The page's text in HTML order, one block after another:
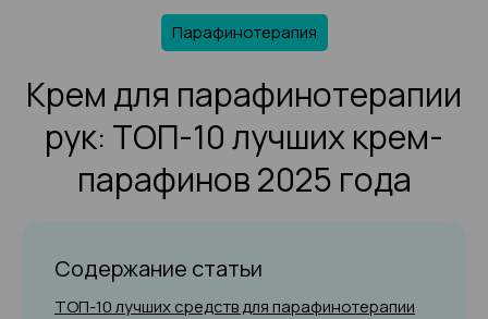
Парафинотерапия
Крем для парафинотерапии
рук: ТОП-10 лучших крем-
парафинов 2025 года
Содержание статьи
ТОП-10 лучших средств для парафинотерапии